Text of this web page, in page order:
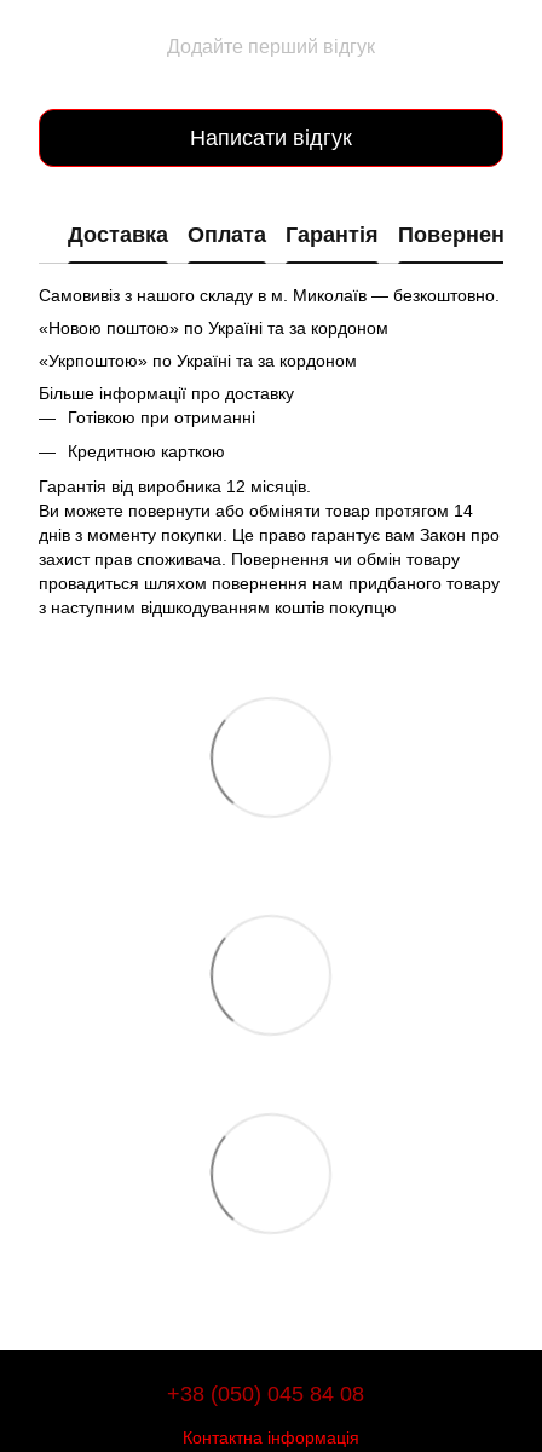
Додайте перший відгук
Написати відгук
Доставка Оплата Гарантія Повернення
Самовивіз з нашого складу в м. Миколаїв — безкоштовно.
«Новою поштою» по Україні та за кордоном
«Укрпоштою» по Україні та за кордоном
Більше інформації про доставку
Готівкою при отриманні
Кредитною карткою
Гарантія від виробника 12 місяців.
Ви можете повернути або обміняти товар протягом 14
днів з моменту покупки. Це право гарантує вам Закон про
захист прав споживача. Повернення чи обмін товару
провадиться шляхом повернення нам придбаного товару
з наступним відшкодуванням коштів покупцю
+38 (050) 045 84 08
Контактна інформація